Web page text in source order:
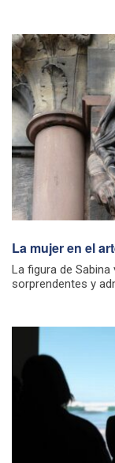
La mujer en el
La figura de
sorprendentes y